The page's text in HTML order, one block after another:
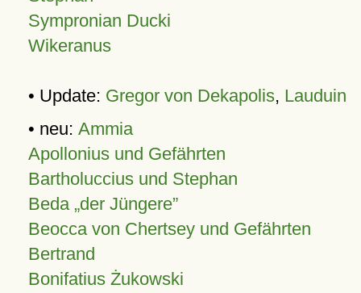
Sympronian Ducki
Wikeranus
• Update: Gregor von Dekapolis, Lauduin
• neu: Ammia
Apollonius und Gefährten
Bartholuccius und Stephan
Beda „der Jüngere”
Beocca von Chertsey und Gefährten
Bertrand
Bonifatius Żukowski